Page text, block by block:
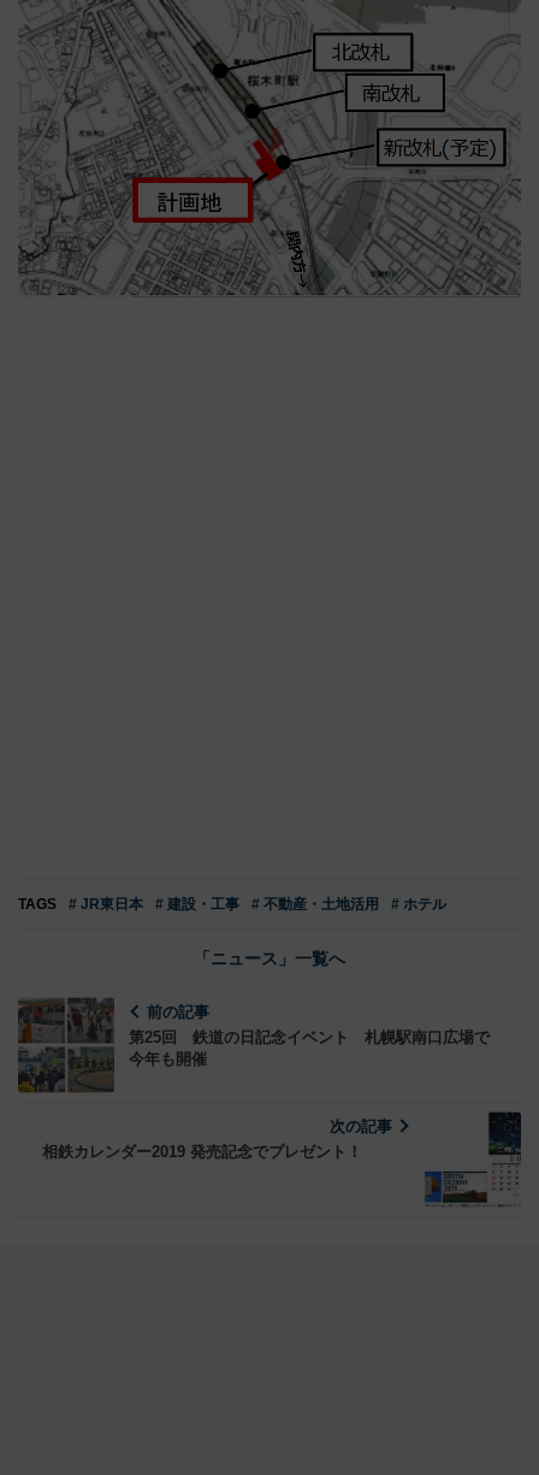
TAGS # JR東日本 # 建設・工事 # 不動産・土地活用 # ホテル
「ニュース」一覧へ
前の記事
第25回 鉄道の日記念イベント 札幌駅南口広場で
今年も開催
次の記事
相鉄カレンダー2019 発売記念でプレゼント！